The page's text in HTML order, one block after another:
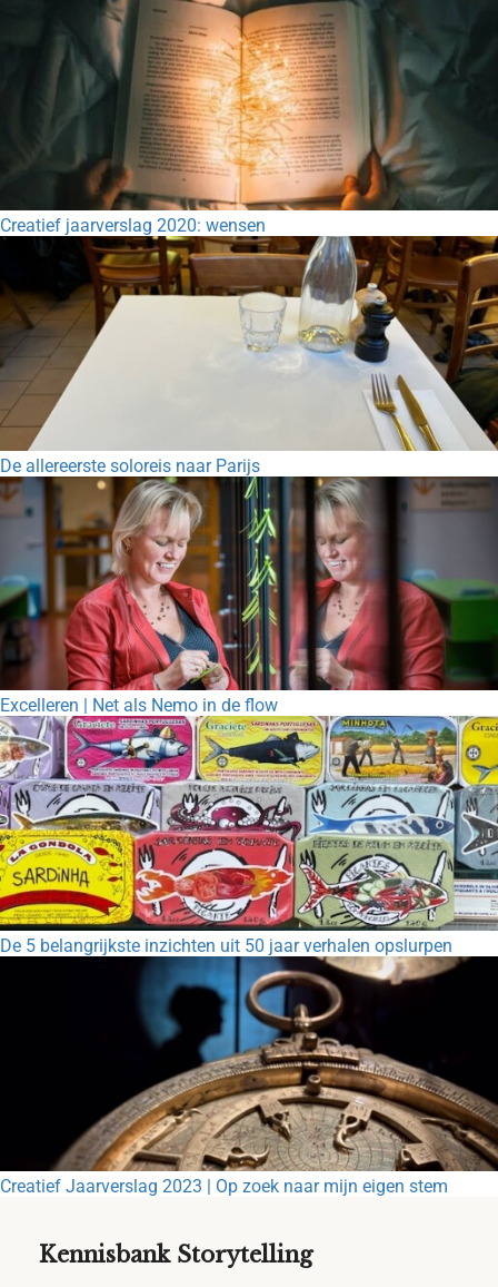
Creatief jaarverslag 2020: wensen
De allereerste soloreis naar Parijs
Excelleren | Net als Nemo in de flow
De 5 belangrijkste inzichten uit 50 jaar verhalen opslurpen
Creatief Jaarverslag 2023 | Op zoek naar mijn eigen stem
Kennisbank Storytelling